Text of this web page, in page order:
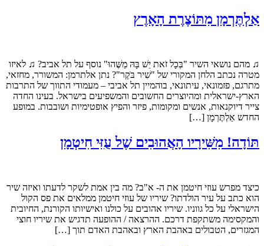
אַלְתֶּרְמָן מִתּוֹצֶרֶת הָאָרֶץ
♫ מהם נושאי השיר "בְּכָל זֹאת יֵשׁ בָּהּ מַשֶּׁהוּ" נוסף על תל אביב? ♫ לאיזו
מטרה נכתב הלחן המקורי של "שִׁיר בֹּקֶר"? נתן אלתרמן: המשורר, מחזאי,
מתרגם, פזמונאי, עיתונאי, בוהמיין תל אביבי – מעמודי התווך של התרבות
הארץ-ישראלית ומהיוצרים החשובים והמשפיעים בישראל. בעינו החדה
צייר דיוקנאות, אנשים ומקומות, פיזר והפיץ אופטימיות ושובבות. במופע
החדש אַלְתֶּרְמָן […]
תּוֹדָה! מִשִּׁירָיו הָאֲהוּבִים שֶׁל עֻזִּי חִיטְמָן
כיצד מפרש עוזי חיטמן את ה- א"ב? מה בין אמת לשקר לדעתו ואיזה שיר
הוא כתב על עיר הולדתו? שיריו של עוזי חיטמן ממלאים את פס הקול
הישראלי על כל גווניו. שיריו אהובים על כולנו ואישיותו הקורנת, החיובית
והמקסימה משתקפת דרכם. ההרצאה / ההופעה תדגיש את שיריו חוצי
המגזרים, הטבולים באהבת הארץ ובאהבת האדם תוך […]